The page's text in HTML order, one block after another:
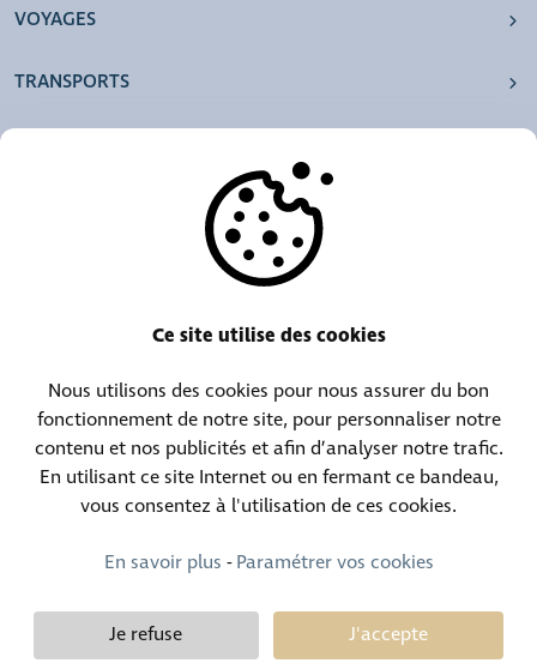
VOYAGES
TRANSPORTS
Centrale téléphonique :
(+352) 30 01 46-1
Contact objets trouvés :
(+352) 30 01 46 84
(+352) 30 01 46 80 (24h/24 7j/7)
Demy Schandeler © Copyright 2026, tous droits réservés
Ce site utilise des cookies
Nous utilisons des cookies pour nous assurer du bon
fonctionnement de notre site, pour personnaliser notre
contenu et nos publicités et afin d’analyser notre trafic.
En utilisant ce site Internet ou en fermant ce bandeau,
vous consentez à l'utilisation de ces cookies.
En savoir plus -Paramétrer vos cookies
Je refuse J'accepte